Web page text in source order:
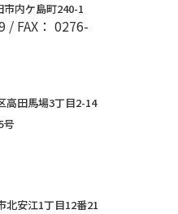
内ケ島町240-1
/ FAX： 0276-
高田馬場3丁目2-14
号
北安江1丁目12番21